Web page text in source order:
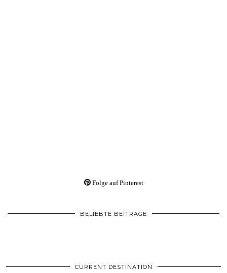
Folge auf Pinterest
BELIEBTE BEITRÄGE
CURRENT DESTINATION